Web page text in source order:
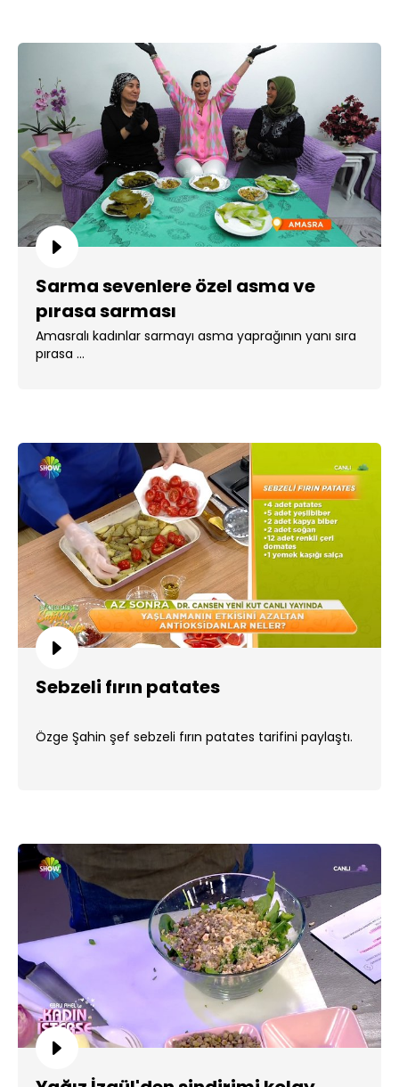
Sarma sevenlere özel asma ve
pırasa sarması
Amasralı kadınlar sarmayı asma yaprağının yanı sıra
pırasa ...
Sebzeli fırın patates
Özge Şahin şef sebzeli fırın patates tarifini paylaştı.